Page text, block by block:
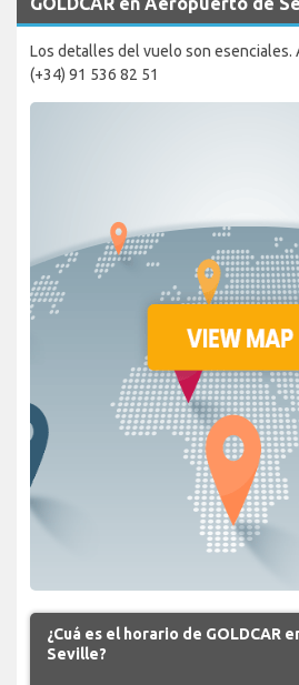
Los detalles del vuelo son esenciales.
(+34) 91 536 82 51
¿Cuá es el horario de GOLDCAR
Seville?